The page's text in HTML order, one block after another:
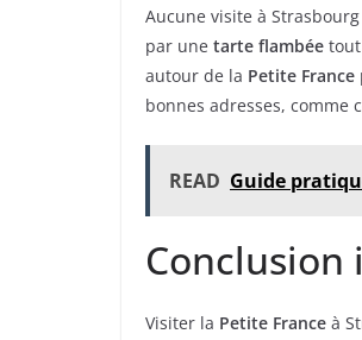
Aucune visite à
par une tarte flambée
autour de la Petite France
bonnes adresses, comme
READ Guide
Visiter la Petite France à